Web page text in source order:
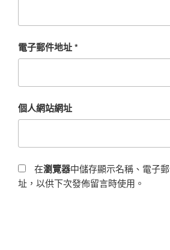
電子郵件地址*
個人網站網址
在瀏覽器中儲存顯示名稱、電子
址，以供下次發佈留言時使用。